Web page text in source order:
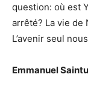
question: où est
arrêté? La vie de
L’avenir seul
Emmanuel